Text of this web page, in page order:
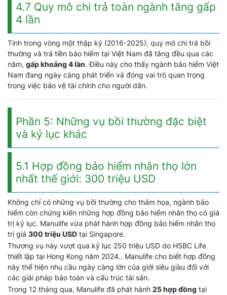
4.7 Quy mô chi trả toàn ngành tăng gấp
4 lần
Tính trong vòng một thập kỷ (2016-2025), quy mô chi trả bồi
thường và trả tiền bảo hiểm tại Việt Nam đã tăng đều qua các
năm, gấp khoảng 4 lần. Điều này cho thấy ngành bảo hiểm Việt
Nam đang ngày càng phát triển và đóng vai trò quan trọng
trong việc bảo vệ tài chính cho người dân.
Phần 5: Những vụ bồi thường đặc biệt
và kỷ lục khác
5.1 Hợp đồng bảo hiểm nhân thọ lớn
nhất thế giới: 300 triệu USD
Không chỉ có những vụ bồi thường cho thảm họa, ngành bảo
hiểm còn chứng kiến những hợp đồng bảo hiểm nhân thọ có giá
trị kỷ lục. Manulife vừa phát hành hợp đồng bảo hiểm nhân thọ
trị giá 300 triệu USD tại Singapore.
Thương vụ này vượt qua kỷ lục 250 triệu USD do HSBC Life
thiết lập tại Hong Kong năm 2024.. Manulife cho biết hợp đồng
này thể hiện nhu cầu ngày càng lớn của giới siêu giàu đối với
các giải pháp bảo toàn và cấu trúc tài sản.
Trong 12 tháng qua, Manulife đã phát hành 25 hợp đồng tại